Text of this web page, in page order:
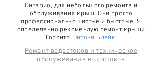
Онтарио, для небольшого ремонта и
обслуживания крыш. Они просто
профессионально чистые и быстрые. Я
определенно рекомендую ремонт крыши
Торонто. Энтони Блейк.
Ремонт водостоков и техническое
обслуживание водостоков